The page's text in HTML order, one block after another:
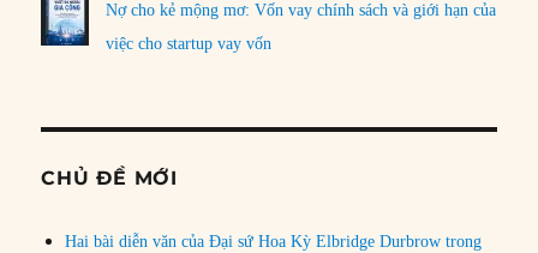
Nợ cho kẻ mộng mơ: Vốn vay chính sách và giới hạn của
việc cho startup vay vốn
CHỦ ĐỀ MỚI
Hai bài diễn văn của Đại sứ Hoa Kỳ Elbridge Durbrow trong